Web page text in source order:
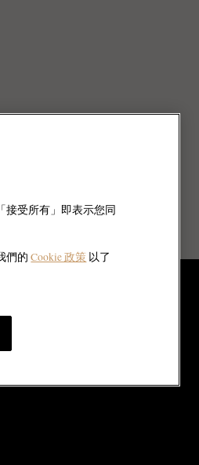
接受所有」即表示您同
們的Cookie 政策 以了